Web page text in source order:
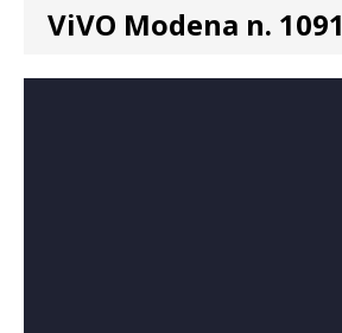
ViVO Modena n. 1091